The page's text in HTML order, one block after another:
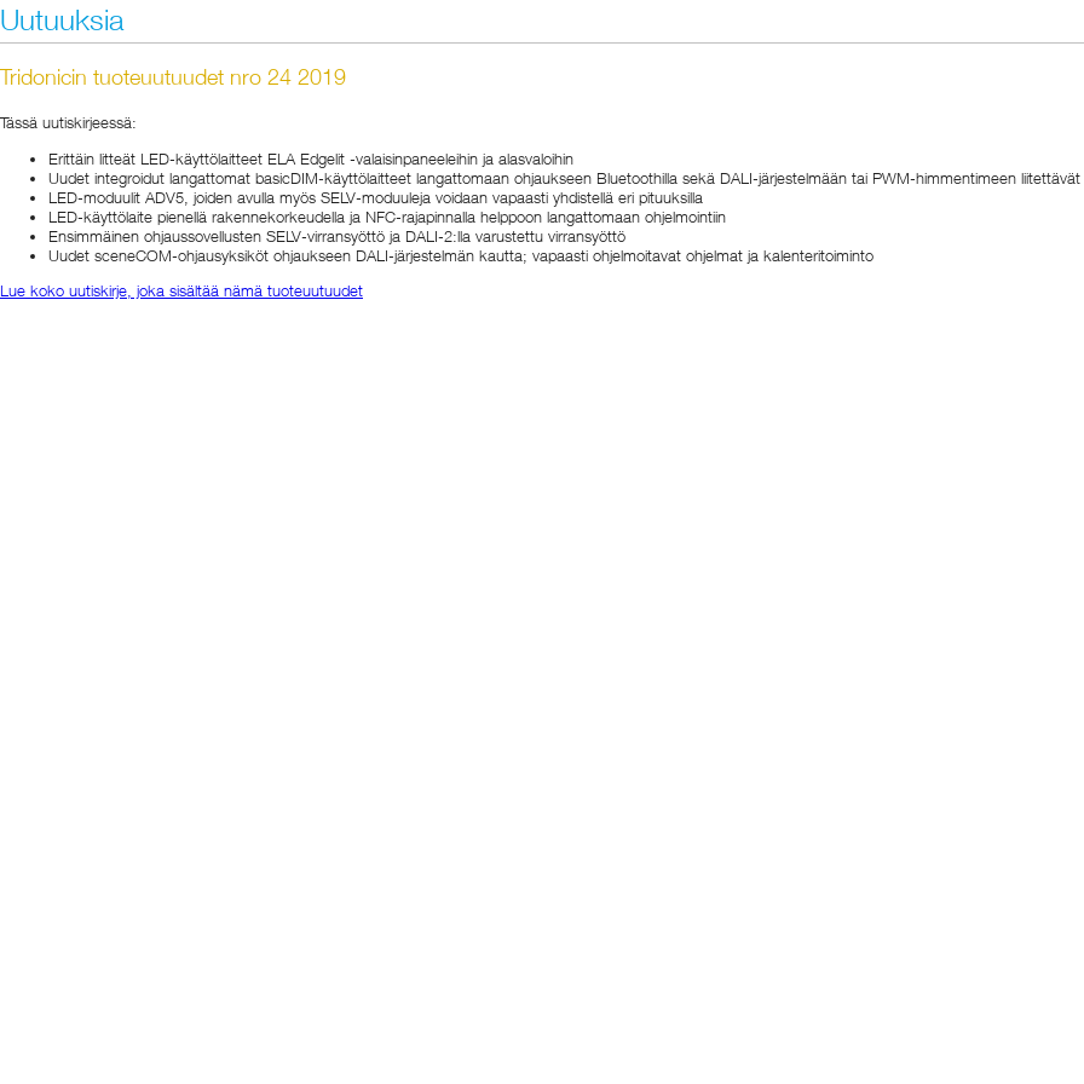
Uutuuksia
Tridonicin tuoteuutuudet nro 24 2019
Tässä uutiskirjeessä:
Erittäin litteät LED-käyttölaitteet ELA Edgelit -valaisinpaneeleihin ja alasvaloihin
Uudet integroidut langattomat basicDIM-käyttölaitteet langattomaan ohjaukseen Bluetoothilla sekä DALI-järjestelmään tai PWM-himmentimeen liitettävät
LED-moduulit ADV5, joiden avulla myös SELV-moduuleja voidaan vapaasti yhdistellä eri pituuksilla
LED-käyttölaite pienellä rakennekorkeudella ja NFC-rajapinnalla helppoon langattomaan ohjelmointiin
Ensimmäinen ohjaussovellusten SELV-virransyöttö ja DALI-2:lla varustettu virransyöttö
Uudet sceneCOM-ohjausyksiköt ohjaukseen DALI-järjestelmän kautta; vapaasti ohjelmoitavat ohjelmat ja kalenteritoiminto
Lue koko uutiskirje, joka sisältää nämä tuoteuutuudet